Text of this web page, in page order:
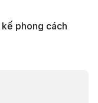
phong cách